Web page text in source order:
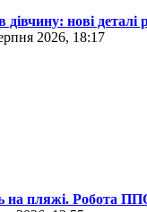
нові деталі
2026, 18:17
на пляжі. Робота